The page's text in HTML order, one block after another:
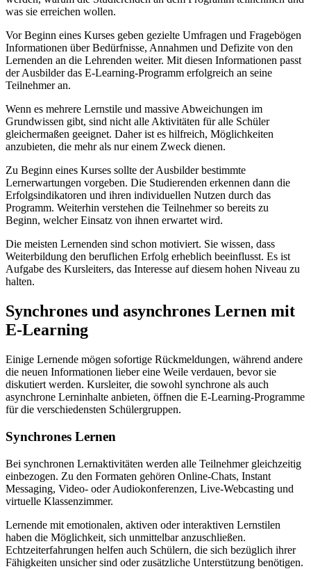
was sie erreichen wollen.
Vor Beginn eines Kurses geben gezielte Umfragen und Fragebögen
Informationen über Bedürfnisse, Annahmen und Defizite von den
Lernenden an die Lehrenden weiter. Mit diesen Informationen passt
der Ausbilder das E-Learning-Programm erfolgreich an seine
Teilnehmer an.
Wenn es mehrere Lernstile und massive Abweichungen im
Grundwissen gibt, sind nicht alle Aktivitäten für alle Schüler
gleichermaßen geeignet. Daher ist es hilfreich, Möglichkeiten
anzubieten, die mehr als nur einem Zweck dienen.
Zu Beginn eines Kurses sollte der Ausbilder bestimmte
Lernerwartungen vorgeben. Die Studierenden erkennen dann die
Erfolgsindikatoren und ihren individuellen Nutzen durch das
Programm. Weiterhin verstehen die Teilnehmer so bereits zu
Beginn, welcher Einsatz von ihnen erwartet wird.
Die meisten Lernenden sind schon motiviert. Sie wissen, dass
Weiterbildung den beruflichen Erfolg erheblich beeinflusst. Es ist
Aufgabe des Kursleiters, das Interesse auf diesem hohen Niveau zu
halten.
Synchrones und asynchrones Lernen mit
E-Learning
Einige Lernende mögen sofortige Rückmeldungen, während andere
die neuen Informationen lieber eine Weile verdauen, bevor sie
diskutiert werden. Kursleiter, die sowohl synchrone als auch
asynchrone Lerninhalte anbieten, öffnen die E-Learning-Programme
für die verschiedensten Schülergruppen.
Synchrones Lernen
Bei synchronen Lernaktivitäten werden alle Teilnehmer gleichzeitig
einbezogen. Zu den Formaten gehören Online-Chats, Instant
Messaging, Video- oder Audiokonferenzen, Live-Webcasting und
virtuelle Klassenzimmer.
Lernende mit emotionalen, aktiven oder interaktiven Lernstilen
haben die Möglichkeit, sich unmittelbar anzuschließen.
Echtzeiterfahrungen helfen auch Schülern, die sich bezüglich ihrer
Fähigkeiten unsicher sind oder zusätzliche Unterstützung benötigen.